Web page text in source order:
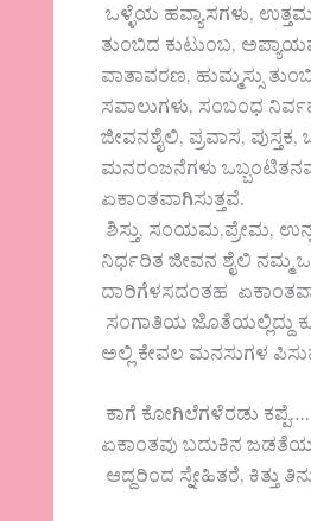
ಒಳ್ಳೆಯ ಹವ್ಯಾಸಗಳು, ಉತ್ತಮ
ತುಂಬಿದ ಕುಟುಂಬ,
ವಾತಾವರಣ, ಹುಮ್ಮಸ್ಸು
ಸವಾಲುಗಳು, ಸಂಬಂಧ
ಜೀವನಶೈಲಿ, ಪ್ರವಾಸ,
ಮನರಂಜನೆಗಳು
ಏಕಾಂತವಾಗಿಸುತ್ತವೆ.
ಶಿಸ್ತು, ಸಂಯಮ,ಪ್ರೇಮ,
ನಿರ್ಧರಿತ ಜೀವನ ಶೈಲಿ ನಮ್ಮ
ದಾರಿಗೆಳಸದಂತಹ
ಸಂಗಾತಿಯ ಜೊತೆಯಲ್ಲಿದ್ದು
ಅಲ್ಲಿ ಕೇವಲ ಮನಸುಗಳ
ಕಾಗೆ ಕೋಗಿಲೆಗಳೆರಡು
ಏಕಾಂತವು ಬದುಕಿನ
ಆದ್ದರಿಂದ ಸ್ನೇಹಿತರೆ, ಕಿತ್ತು